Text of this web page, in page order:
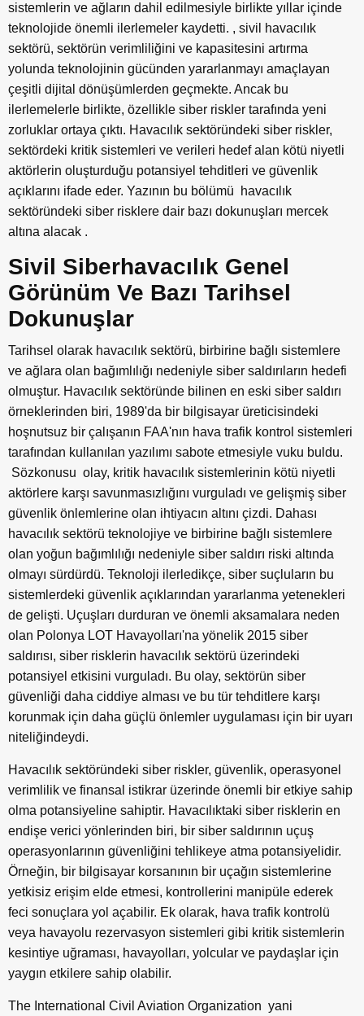
sistemlerin ve ağların dahil edilmesiyle birlikte yıllar içinde
teknolojide önemli ilerlemeler kaydetti. , sivil havacılık
sektörü, sektörün verimliliğini ve kapasitesini artırma
yolunda teknolojinin gücünden yararlanmayı amaçlayan
çeşitli dijital dönüşümlerden geçmekte. Ancak bu
ilerlemelerle birlikte, özellikle siber riskler tarafında yeni
zorluklar ortaya çıktı. Havacılık sektöründeki siber riskler,
sektördeki kritik sistemleri ve verileri hedef alan kötü niyetli
aktörlerin oluşturduğu potansiyel tehditleri ve güvenlik
açıklarını ifade eder. Yazının bu bölümü havacılık
sektöründeki siber risklere dair bazı dokunuşları mercek
altına alacak .
Sivil Siberhavacılık Genel
Görünüm Ve Bazı Tarihsel
Dokunuşlar
Tarihsel olarak havacılık sektörü, birbirine bağlı sistemlere
ve ağlara olan bağımlılığı nedeniyle siber saldırıların hedefi
olmuştur. Havacılık sektöründe bilinen en eski siber saldırı
örneklerinden biri, 1989'da bir bilgisayar üreticisindeki
hoşnutsuz bir çalışanın FAA'nın hava trafik kontrol sistemleri
tarafından kullanılan yazılımı sabote etmesiyle vuku buldu.
Sözkonusu olay, kritik havacılık sistemlerinin kötü niyetli
aktörlere karşı savunmasızlığını vurguladı ve gelişmiş siber
güvenlik önlemlerine olan ihtiyacın altını çizdi. Dahası
havacılık sektörü teknolojiye ve birbirine bağlı sistemlere
olan yoğun bağımlılığı nedeniyle siber saldırı riski altında
olmayı sürdürdü. Teknoloji ilerledikçe, siber suçluların bu
sistemlerdeki güvenlik açıklarından yararlanma yetenekleri
de gelişti. Uçuşları durduran ve önemli aksamalara neden
olan Polonya LOT Havayolları'na yönelik 2015 siber
saldırısı, siber risklerin havacılık sektörü üzerindeki
potansiyel etkisini vurguladı. Bu olay, sektörün siber
güvenliği daha ciddiye alması ve bu tür tehditlere karşı
korunmak için daha güçlü önlemler uygulaması için bir uyarı
niteliğindeydi.
Havacılık sektöründeki siber riskler, güvenlik, operasyonel
verimlilik ve finansal istikrar üzerinde önemli bir etkiye sahip
olma potansiyeline sahiptir. Havacılıktaki siber risklerin en
endişe verici yönlerinden biri, bir siber saldırının uçuş
operasyonlarının güvenliğini tehlikeye atma potansiyelidir.
Örneğin, bir bilgisayar korsanının bir uçağın sistemlerine
yetkisiz erişim elde etmesi, kontrollerini manipüle ederek
feci sonuçlara yol açabilir. Ek olarak, hava trafik kontrolü
veya havayolu rezervasyon sistemleri gibi kritik sistemlerin
kesintiye uğraması, havayolları, yolcular ve paydaşlar için
yaygın etkilere sahip olabilir.
The International Civil Aviation Organization yani